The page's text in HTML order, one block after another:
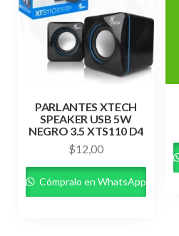
PARLANTES XTECH
SPEAKER USB 5W
NEGRO 3.5 XTS110 D4
$12,00
Cómpralo en WhatsApp